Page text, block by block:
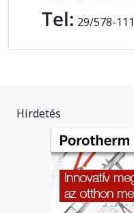
Tel: 29/578-111
Hirdetés